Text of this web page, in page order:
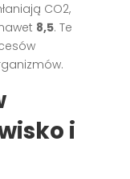
CO2,
8,5. Te
i